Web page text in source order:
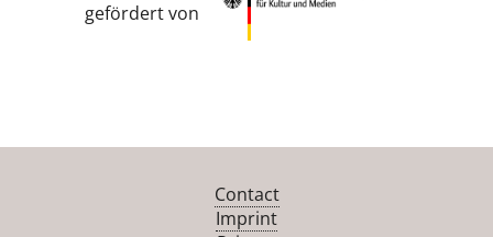
gefördert von
Contact
Imprint